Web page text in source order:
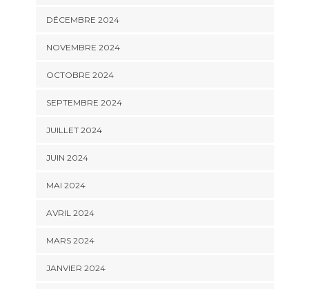
DÉCEMBRE 2024
NOVEMBRE 2024
OCTOBRE 2024
SEPTEMBRE 2024
JUILLET 2024
JUIN 2024
MAI 2024
AVRIL 2024
MARS 2024
JANVIER 2024